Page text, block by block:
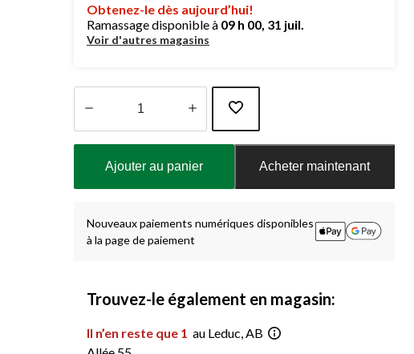
Obtenez-le dès aujourd’hui!
Ramassage disponible à 09 h 00, 31 juil.
Voir d'autres magasins
Ajouter au panier Acheter maintenant
Nouveaux paiements numériques disponibles
à la page de paiement
Trouvez-le également en magasin:
Il n’en reste que 1 au Leduc, AB